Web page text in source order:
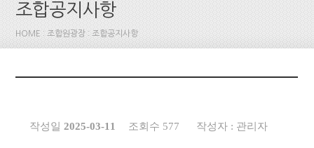
조합공지사항
HOME : 조합원광장 : 조합공지사항
작성일 2025-03-11 조회수 577 작성자 : 관리자